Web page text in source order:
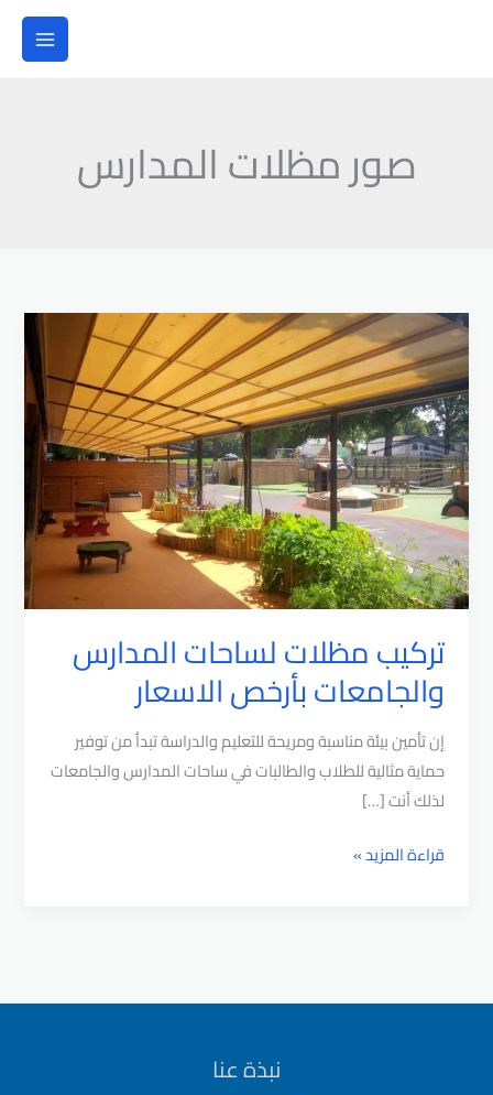
صور مظلات المدارس
تركيب مظلات لساحات المدارس
والجامعات بأرخص الاسعار
إن تأمين بيئة مناسبة ومريحة للتعليم والدراسة تبدأ من توفير
حماية مثالية للطلاب والطالبات في ساحات المدارس والجامعات
لذلك أنت […]
تركيب
بأرخص
قراءة المزيد »
نبذة عنا